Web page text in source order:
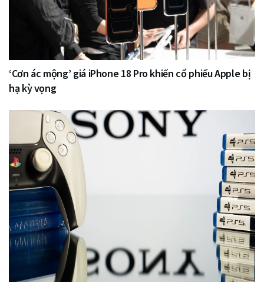
‘Cơn ác mộng’ giá iPhone 18 Pro khiến cổ phiếu Apple bị
hạ kỳ vọng